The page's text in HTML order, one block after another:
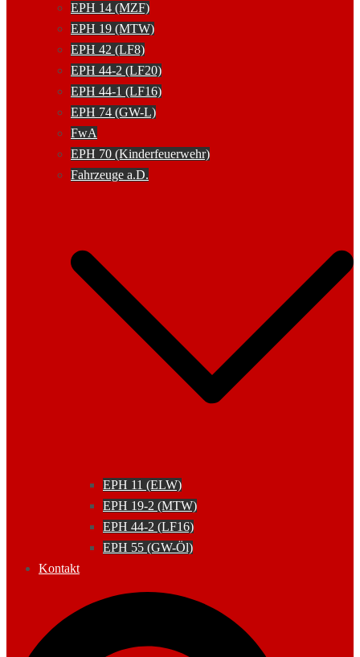
EPH 14 (MZF)
EPH 19 (MTW)
EPH 42 (LF8)
EPH 44-2 (LF20)
EPH 44-1 (LF16)
EPH 74 (GW-L)
FwA
EPH 70 (Kinderfeuerwehr)
Fahrzeuge a.D.
EPH 11 (ELW)
EPH 19-2 (MTW)
EPH 44-2 (LF16)
EPH 55 (GW-Öl)
Kontakt